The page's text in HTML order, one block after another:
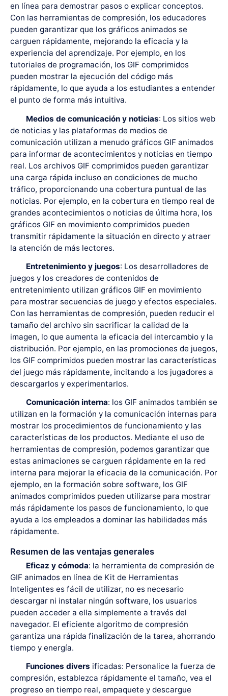
en línea para demostrar pasos o explicar conceptos.
Con las herramientas de compresión, los educadores
pueden garantizar que los gráficos animados se
carguen rápidamente, mejorando la eficacia y la
experiencia del aprendizaje. Por ejemplo, en los
tutoriales de programación, los GIF comprimidos
pueden mostrar la ejecución del código más
rápidamente, lo que ayuda a los estudiantes a entender
el punto de forma más intuitiva.
Medios de comunicación y noticias: Los sitios web
de noticias y las plataformas de medios de
comunicación utilizan a menudo gráficos GIF animados
para informar de acontecimientos y noticias en tiempo
real. Los archivos GIF comprimidos pueden garantizar
una carga rápida incluso en condiciones de mucho
tráfico, proporcionando una cobertura puntual de las
noticias. Por ejemplo, en la cobertura en tiempo real de
grandes acontecimientos o noticias de última hora, los
gráficos GIF en movimiento comprimidos pueden
transmitir rápidamente la situación en directo y atraer
la atención de más lectores.
Entretenimiento y juegos: Los desarrolladores de
juegos y los creadores de contenidos de
entretenimiento utilizan gráficos GIF en movimiento
para mostrar secuencias de juego y efectos especiales.
Con las herramientas de compresión, pueden reducir el
tamaño del archivo sin sacrificar la calidad de la
imagen, lo que aumenta la eficacia del intercambio y la
distribución. Por ejemplo, en las promociones de juegos,
los GIF comprimidos pueden mostrar las características
del juego más rápidamente, incitando a los jugadores a
descargarlos y experimentarlos.
Comunicación interna: los GIF animados también se
utilizan en la formación y la comunicación internas para
mostrar los procedimientos de funcionamiento y las
características de los productos. Mediante el uso de
herramientas de compresión, podemos garantizar que
estas animaciones se carguen rápidamente en la red
interna para mejorar la eficacia de la comunicación. Por
ejemplo, en la formación sobre software, los GIF
animados comprimidos pueden utilizarse para mostrar
más rápidamente los pasos de funcionamiento, lo que
ayuda a los empleados a dominar las habilidades más
rápidamente.
Resumen de las ventajas generales
Eficaz y cómoda: la herramienta de compresión de
GIF animados en línea de Kit de Herramientas
Inteligentes es fácil de utilizar, no es necesario
descargar ni instalar ningún software, los usuarios
pueden acceder a ella simplemente a través del
navegador. El eficiente algoritmo de compresión
garantiza una rápida finalización de la tarea, ahorrando
tiempo y energía.
Funciones divers ificadas: Personalice la fuerza de
compresión, establezca rápidamente el tamaño, vea el
progreso en tiempo real, empaquete y descargue